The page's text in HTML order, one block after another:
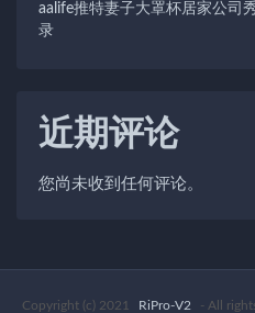
aalife推特妻子大罩杯居家公司
录
近期评论
您尚未收到任何评论。
Copyright (c) 2021 RiPro-V2 - All